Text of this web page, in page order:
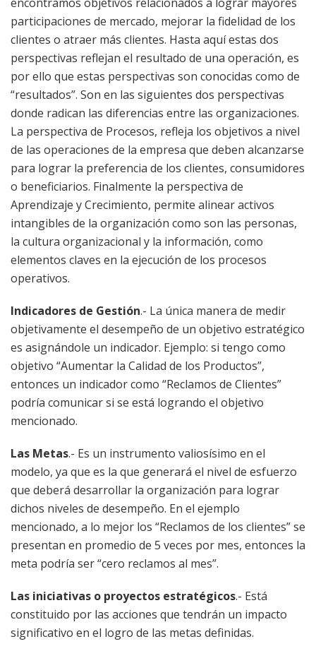
encontramos objetivos relacionados a lograr mayores
participaciones de mercado, mejorar la fidelidad de los
clientes o atraer más clientes. Hasta aquí estas dos
perspectivas reflejan el resultado de una operación, es
por ello que estas perspectivas son conocidas como de
“resultados”. Son en las siguientes dos perspectivas
donde radican las diferencias entre las organizaciones.
La perspectiva de Procesos, refleja los objetivos a nivel
de las operaciones de la empresa que deben alcanzarse
para lograr la preferencia de los clientes, consumidores
o beneficiarios. Finalmente la perspectiva de
Aprendizaje y Crecimiento, permite alinear activos
intangibles de la organización como son las personas,
la cultura organizacional y la información, como
elementos claves en la ejecución de los procesos
operativos.
Indicadores de Gestión.- La única manera de medir
objetivamente el desempeño de un objetivo estratégico
es asignándole un indicador. Ejemplo: si tengo como
objetivo “Aumentar la Calidad de los Productos”,
entonces un indicador como “Reclamos de Clientes”
podría comunicar si se está logrando el objetivo
mencionado.
Las Metas.- Es un instrumento valiosísimo en el
modelo, ya que es la que generará el nivel de esfuerzo
que deberá desarrollar la organización para lograr
dichos niveles de desempeño. En el ejemplo
mencionado, a lo mejor los “Reclamos de los clientes” se
presentan en promedio de 5 veces por mes, entonces la
meta podría ser “cero reclamos al mes”.
Las iniciativas o proyectos estratégicos.- Está
constituido por las acciones que tendrán un impacto
significativo en el logro de las metas definidas.